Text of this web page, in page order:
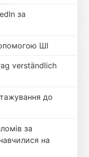
за
ШІ
verständlich
до
за
на